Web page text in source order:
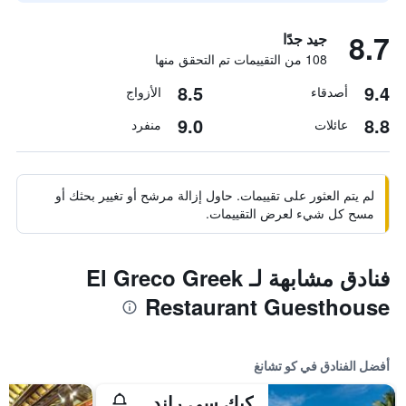
8.7 جيد جدًا
108 من التقييمات تم التحقق منها
9.4 أصدقاء 8.5 الأزواج
8.8 عائلات 9.0 منفرد
لم يتم العثور على تقييمات. حاول إزالة مرشح أو تغيير بحثك أو
مسح كل شيء لعرض التقييمات.
فنادق مشابهة لـ El Greco Greek
Restaurant Guesthouse
أفضل الفنادق في كو تشانغ